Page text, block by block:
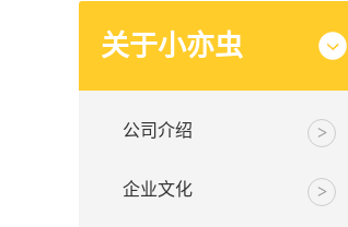
关于小亦虫
公司介绍
企业文化